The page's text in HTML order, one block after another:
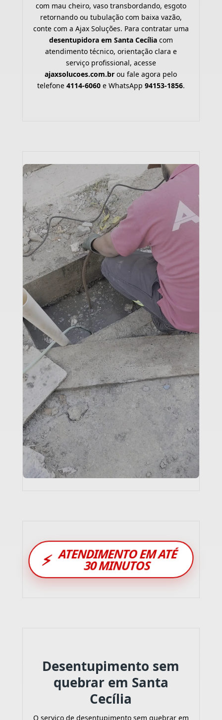
com mau cheiro, vaso transbordando, esgoto
retornando ou tubulação com baixa vazão,
conte com a Ajax Soluções. Para contratar uma
desentupidora em Santa Cecíliacom
atendimento técnico, orientação clara e
serviço profissional, acesse
ajaxsolucoes.com.br ou fale agora pelo
telefone 4114-6060e WhatsApp 94153-1856.
⚡ ATENDIMENTO EM ATÉ
30 MINUTOS
Desentupimento sem
quebrar em Santa
Cecília
O serviço de desentupimento sem quebrar em